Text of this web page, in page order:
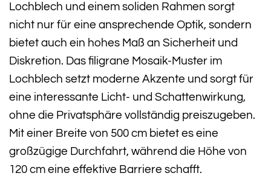
Lochblech und einem soliden Rahmen sorgt
nicht nur für eine ansprechende Optik, sondern
bietet auch ein hohes Maß an Sicherheit und
Diskretion. Das filigrane Mosaik-Muster im
Lochblech setzt moderne Akzente und sorgt für
eine interessante Licht- und Schattenwirkung,
ohne die Privatsphäre vollständig preiszugeben.
Mit einer Breite von 500 cm bietet es eine
großzügige Durchfahrt, während die Höhe von
120 cm eine effektive Barriere schafft.